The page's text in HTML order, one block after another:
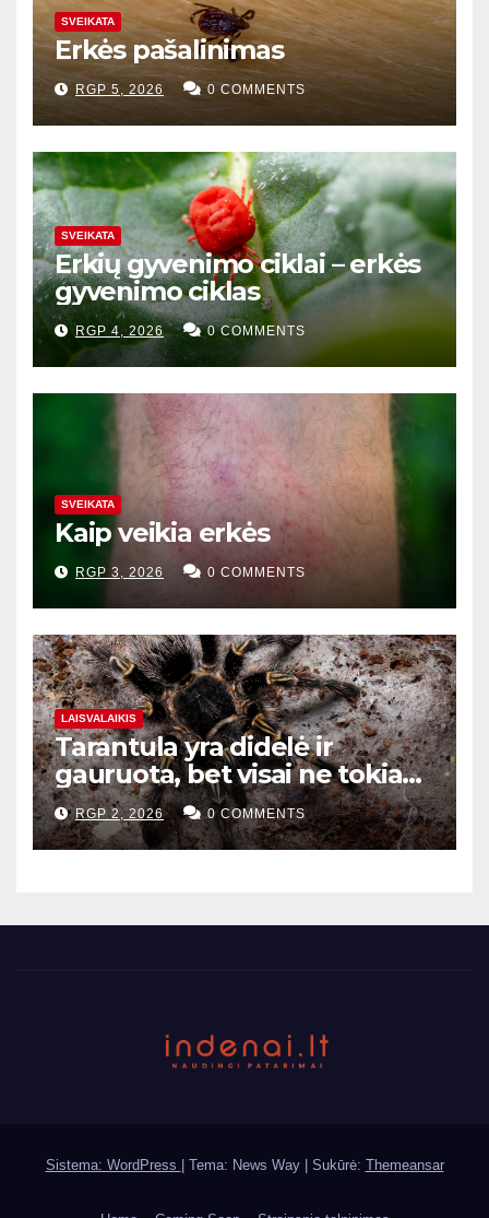
SVEIKATA
Erkės pašalinimas
RGP 5, 2026 0 COMMENTS
SVEIKATA
Erkių gyvenimo ciklai – erkės
gyvenimo ciklas
RGP 4, 2026 0 COMMENTS
SVEIKATA
Kaip veikia erkės
RGP 3, 2026 0 COMMENTS
LAISVALAIKIS
Tarantula yra didelė ir
gauruota, bet visai ne tokia
baisi
RGP 2, 2026 0 COMMENTS
Sistema: WordPress Tema: News Way | Sukūrė: Themeansar